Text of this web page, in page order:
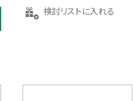
検討リストに入れる